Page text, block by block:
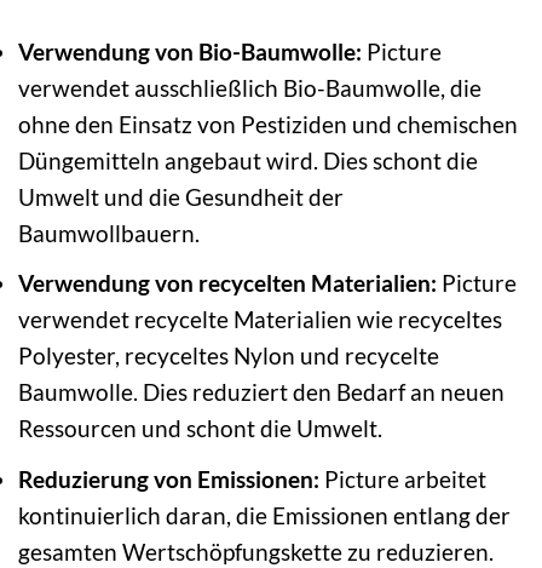
Verwendung von Bio-Baumwolle: Picture
verwendet ausschließlich Bio-Baumwolle, die
ohne den Einsatz von Pestiziden und chemischen
Düngemitteln angebaut wird. Dies schont die
Umwelt und die Gesundheit der
Baumwollbauern.
Verwendung von recycelten Materialien: Picture
verwendet recycelte Materialien wie recyceltes
Polyester, recyceltes Nylon und recycelte
Baumwolle. Dies reduziert den Bedarf an neuen
Ressourcen und schont die Umwelt.
Reduzierung von Emissionen: Picture arbeitet
kontinuierlich daran, die Emissionen entlang der
gesamten Wertschöpfungskette zu reduzieren.